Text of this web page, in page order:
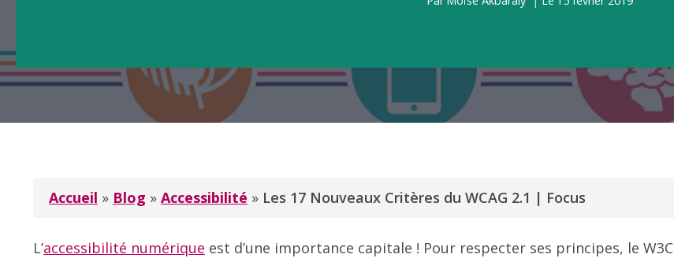
Accueil » Blog » Accessibilité » Les 17 Nouveaux Critères du WCAG 2.1 | Focus
L’accessibilité numérique est d’une importance capitale ! Pour respecter ses principes, le W3C